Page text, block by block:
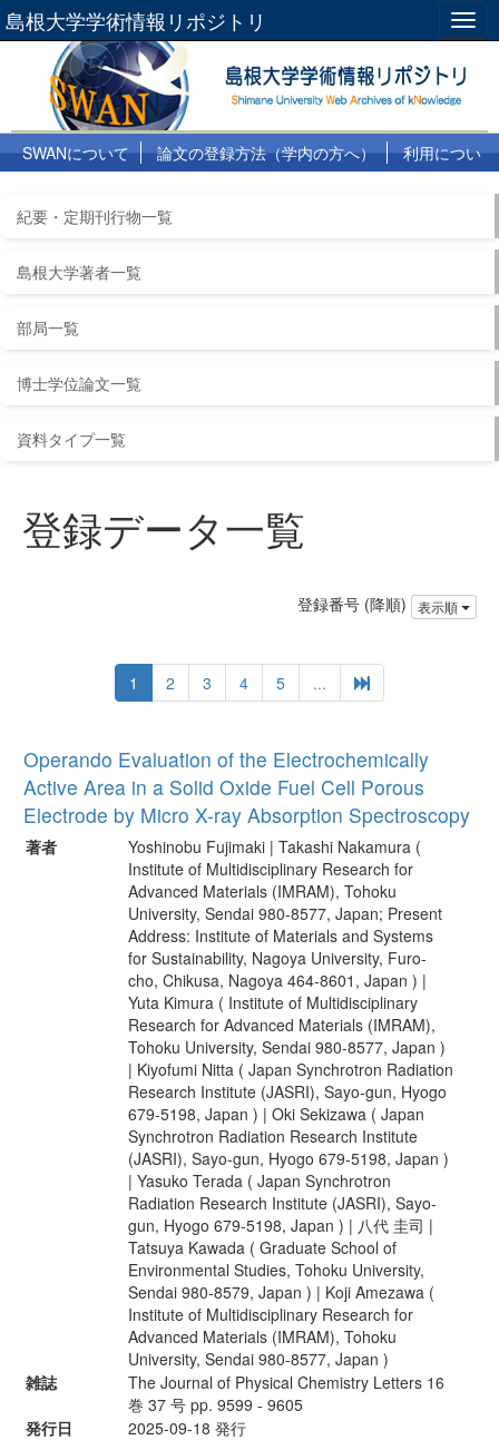
島根大学学術情報リポジトリ
SWANについて 論文の登録方法（学内の方へ）
利用につい
紀要・定期刊行物一覧
島根大学著者一覧
部局一覧
博士学位論文一覧
資料タイプ一覧
登録データ一覧
登録番号 (降順) 表示順
1 2 3 4 5 ...
Operando Evaluation of the Electrochemically
Active Area in a Solid Oxide Fuel Cell Porous
Electrode by Micro X-ray Absorption Spectroscopy
著者
Yoshinobu Fujimaki | Takashi Nakamura (
Institute of Multidisciplinary Research for
Advanced Materials (IMRAM), Tohoku
University, Sendai 980-8577, Japan; Present
Address: Institute of Materials and Systems
for Sustainability, Nagoya University, Furo-
cho, Chikusa, Nagoya 464-8601, Japan ) |
Yuta Kimura ( Institute of Multidisciplinary
Research for Advanced Materials (IMRAM),
Tohoku University, Sendai 980-8577, Japan )
| Kiyofumi Nitta ( Japan Synchrotron Radiation
Research Institute (JASRI), Sayo-gun, Hyogo
679-5198, Japan ) | Oki Sekizawa ( Japan
Synchrotron Radiation Research Institute
(JASRI), Sayo-gun, Hyogo 679-5198, Japan )
| Yasuko Terada ( Japan Synchrotron
Radiation Research Institute (JASRI), Sayo-
gun, Hyogo 679-5198, Japan ) | 八代 圭司 |
Tatsuya Kawada ( Graduate School of
Environmental Studies, Tohoku University,
Sendai 980-8579, Japan ) | Koji Amezawa (
Institute of Multidisciplinary Research for
Advanced Materials (IMRAM), Tohoku
University, Sendai 980-8577, Japan )
雑誌
The Journal of Physical Chemistry Letters 16
巻 37 号 pp. 9599 - 9605
発行日
2025-09-18 発行